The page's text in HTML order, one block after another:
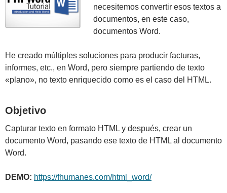
necesitemos convertir esos textos a
documentos, en este caso,
documentos Word.
He creado múltiples soluciones para producir facturas,
informes, etc., en Word, pero siempre partiendo de texto
«plano», no texto enriquecido como es el caso del HTML.
Objetivo
Capturar texto en formato HTML y después, crear un
documento Word, pasando ese texto de HTML al documento
Word.
DEMO: https://fhumanes.com/html_word/